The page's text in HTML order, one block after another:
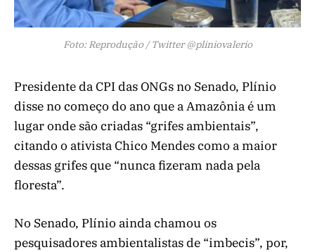
Foto: Reprodução / Twitter @pliniovalerio
Presidente da CPI das ONGs no Senado, Plínio
disse no começo do ano que a Amazônia é um
lugar onde são criadas “grifes ambientais”,
citando o ativista Chico Mendes como a maior
dessas grifes que “nunca fizeram nada pela
floresta”.
No Senado, Plínio ainda chamou os
pesquisadores ambientalistas de “imbecis”, por,